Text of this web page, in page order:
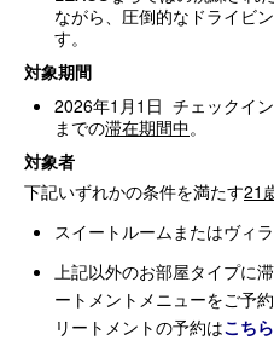
ながら、圧倒的なドライビ
す。
対象期間
2026年1月1日 チェックイ
までの滞在期間中。
対象者
下記いずれかの条件を満たす21
スイートルームまたはヴィ
上記以外のお部屋タイプに
ートメントメニューをご予
リートメントの予約はこちら